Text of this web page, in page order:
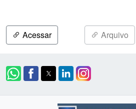
Acessar Arquivo